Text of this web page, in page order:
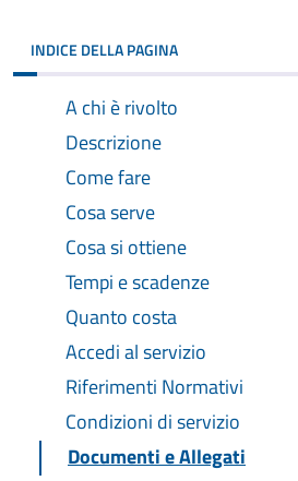
INDICE DELLA PAGINA
A chi è rivolto
Descrizione
Come fare
Cosa serve
Cosa si ottiene
Tempi e scadenze
Quanto costa
Accedi al servizio
Riferimenti Normativi
Condizioni di servizio
Documenti e Allegati